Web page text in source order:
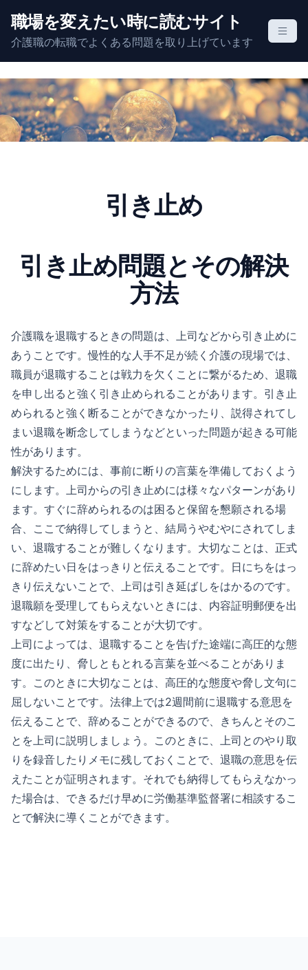
p
t
o
c
o
職場を変えたい時に読むサイト
介護職の転職でよくある問題を取り上げています
引き止め
引き止め問題とその解決
方法
介護職を退職するときの問題は、上司などから引き止めに
あうことです。慢性的な人手不足が続く介護の現場では、
職員が退職することは戦力を欠くことに繋がるため、退職
を申し出ると強く引き止められることがあります。引き止
められると強く断ることができなかったり、説得されてし
まい退職を断念してしまうなどといった問題が起きる可能
性があります。
解決するためには、事前に断りの言葉を準備しておくよう
にします。上司からの引き止めには様々なパターンがあり
ます。すぐに辞められるのは困ると保留を懇願される場
合、ここで納得してしまうと、結局うやむやにされてしま
い、退職することが難しくなります。大切なことは、正式
に辞めたい日をはっきりと伝えることです。日にちをはっ
きり伝えないことで、上司は引き延ばしをはかるのです。
退職願を受理してもらえないときには、内容証明郵便を出
すなどして対策をすることが大切です。
上司によっては、退職することを告げた途端に高圧的な態
度に出たり、脅しともとれる言葉を並べることがありま
す。このときに大切なことは、高圧的な態度や脅し文句に
屈しないことです。法律上では2週間前に退職する意思を
伝えることで、辞めることができるので、きちんとそのこ
とを上司に説明しましょう。このときに、上司とのやり取
りを録音したりメモに残しておくことで、退職の意思を伝
えたことが証明されます。それでも納得してもらえなかっ
た場合は、できるだけ早めに労働基準監督署に相談するこ
とで解決に導くことができます。